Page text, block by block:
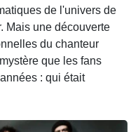
de l'univers de
Mais une découverte
du chanteur
que les fans
: qui était